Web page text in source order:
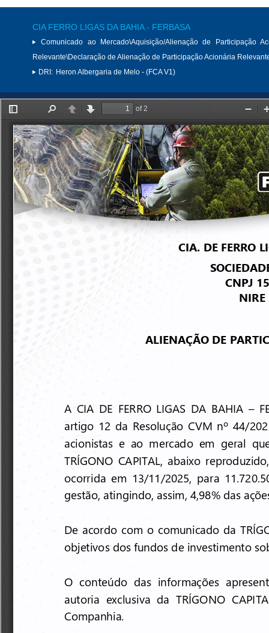
CIA FERRO LIGAS DA BAHIA - FERBASA
Comunicado ao Mercado\Aquisição/Alienação de Participação
Relevante\Declaração de Alienação de Participação Acionária
DRI: Heron Albergaria de Melo - (FCA V1)